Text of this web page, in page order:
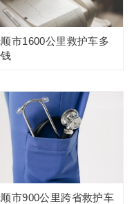
市1600公里救护车多
市900公里跨省救护车